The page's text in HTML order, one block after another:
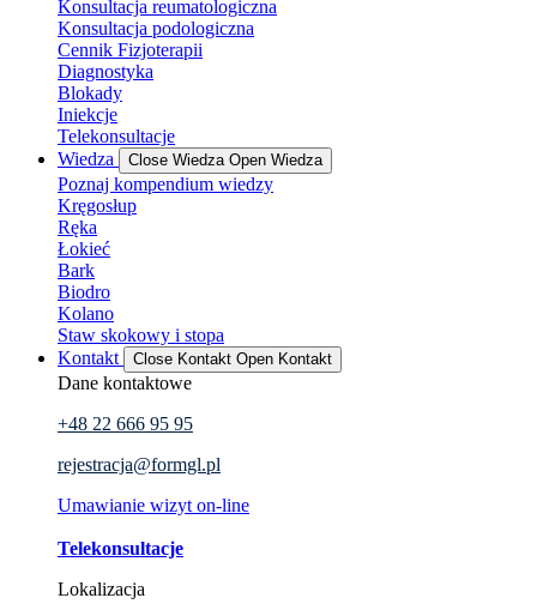
Konsultacja reumatologiczna
Konsultacja podologiczna
Cennik Fizjoterapii
Diagnostyka
Blokady
Iniekcje
Telekonsultacje
Wiedza
Close Wiedza Open Wiedza
Poznaj kompendium wiedzy
Kręgosłup
Ręka
Łokieć
Bark
Biodro
Kolano
Staw skokowy i stopa
Kontakt
Close Kontakt Open Kontakt
Dane kontaktowe
+48 22 666 95 95
rejestracja@formgl.pl
Umawianie wizyt on-line
Telekonsultacje
Lokalizacja